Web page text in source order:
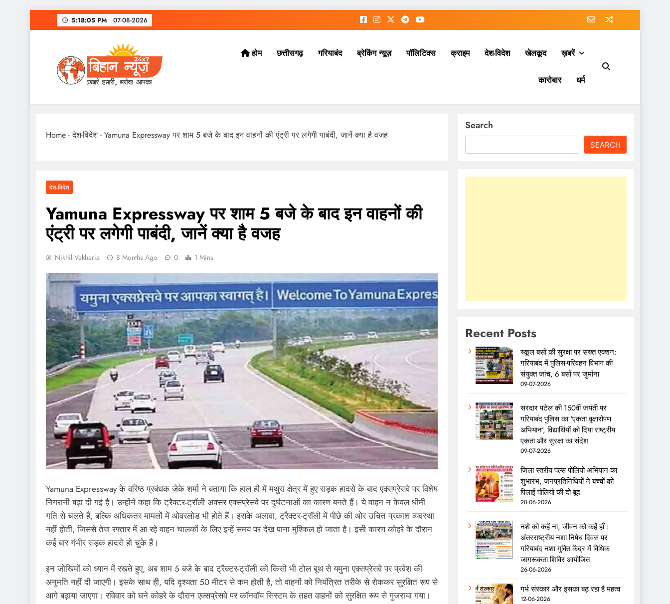
to
5:18:06 PM 07-08-2026
होम छत्तीसगढ़ गरियाबंद ब्रेकिंग न्यूज़ पॉलिटिक्स क्राइम देश-विदेश खेलकूद ख़बरें
कारोबार धर्म
Home -देश-विदेश-Yamuna Expressway पर शाम 5 बजे के बाद इन वाहनों की एंट्री पर लगेगी पाबंदी, जानें क्या है वजह
देश-विदेश
Yamuna Expressway पर शाम 5 बजे के बाद इन वाहनों की
एंट्री पर लगेगी पाबंदी, जानें क्या है वजह
Nikhil Vakharia 8 Months Ago 0 1 Mins
Yamuna Expressway के वरिष्ठ प्रबंधक जेके शर्मा ने बताया कि हाल ही में मथुरा क्षेत्र में हुए सड़क हादसे के बाद एक्सप्रेसवे पर विशेष
निगरानी बढ़ा दी गई है। उन्होंने कहा कि ट्रैक्टर-ट्रॉली अक्सर एक्सप्रेसवे पर दुर्घटनाओं का कारण बनते हैं। ये वाहन न केवल धीमी
गति से चलते हैं, बल्कि अधिकतर मामलों में ओवरलोड भी होते हैं। इसके अलावा, ट्रैक्टर-ट्रॉली में पीछे की ओर उचित प्रकाश व्यवस्था
नहीं होती, जिससे तेज रफ्तार में आ रहे वाहन चालकों के लिए इन्हें समय पर देख पाना मुश्किल हो जाता है। इसी कारण कोहरे के दौरान
कई बार गंभीर सड़क हादसे हो चुके हैं।
इन जोखिमों को ध्यान में रखते हुए, अब शाम 5 बजे के बाद ट्रैक्टर-ट्रॉली को किसी भी टोल बूथ से यमुना एक्सप्रेसवे पर प्रवेश की
अनुमति नहीं दी जाएगी। इसके साथ ही, यदि दृश्यता 50 मीटर से कम होती है, तो वाहनों को नियंत्रित तरीके से रोककर सुरक्षित रूप से
आगे बढ़ाया जाएगा। रविवार को घने कोहरे के दौरान एक्सप्रेसवे पर कॉनवॉय सिस्टम के तहत वाहनों को सुरक्षित रूप से गुजराया गया।
Search
SEARCH
Recent Posts
स्कूल बसों की सुरक्षा पर सख्त एक्शन:
गरियाबंद में पुलिस-परिवहन विभाग की
संयुक्त जांच, 6 बसों पर जुर्माना
09-07-2026
सरदार पटेल की 150वीं जयंती पर
गरियाबंद पुलिस का ‘एकता वृक्षारोपण
अभियान’, विद्यार्थियों को दिया राष्ट्रीय
एकता और सुरक्षा का संदेश
09-07-2026
जिला स्तरीय पल्स पोलियो अभियान का
शुभारंभ, जनप्रतिनिधियों ने बच्चों को
पिलाई पोलियो की दो बूंद
28-06-2026
नशे को कहें ना, जीवन को कहें हाँ :
अंतरराष्ट्रीय नशा निषेध दिवस पर
गरियाबंद नशा मुक्ति केंद्र में विधिक
जागरूकता शिविर आयोजित
26-06-2026
गर्भ संस्कार और इसका बढ़ रहा है महत्व
12-06-2026